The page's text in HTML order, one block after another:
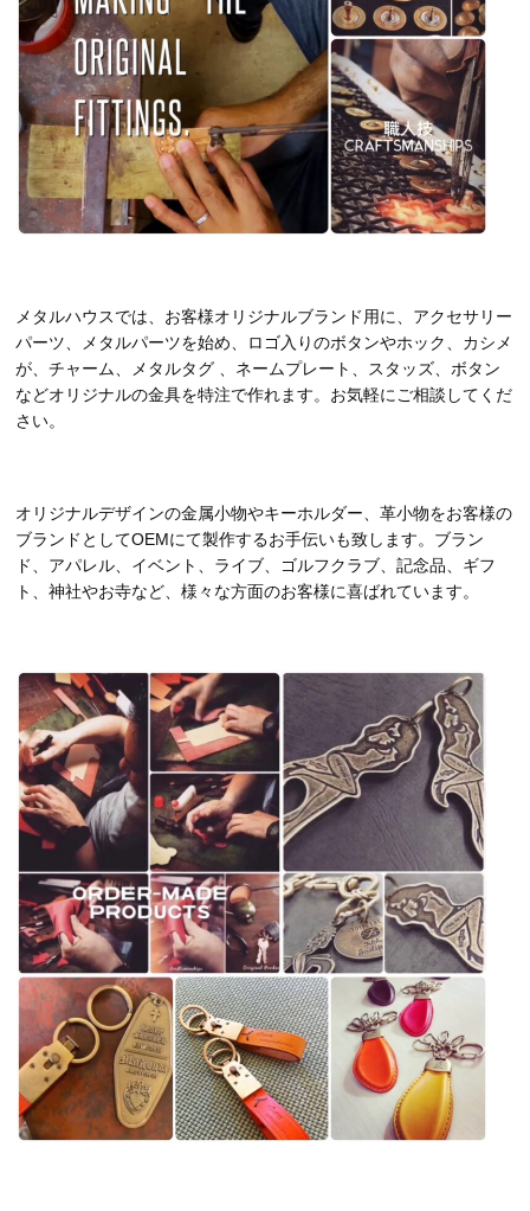
メタルハウスでは、お客様オリジナルブランド用に、アクセサリー
パーツ、メタルパーツを始め、ロゴ入りのボタンやホック、カシメ
が、チャーム、メタルタグ 、ネームプレート、スタッズ、ボタン
などオリジナルの金具を特注で作れます。お気軽にご相談してくだ
さい。
オリジナルデザインの金属小物やキーホルダー、革小物をお客様の
ブランドとしてOEMにて製作するお手伝いも致します。ブラン
ド、アパレル、イベント、ライブ、ゴルフクラブ、記念品、ギフ
ト、神社やお寺など、様々な方面のお客様に喜ばれています。